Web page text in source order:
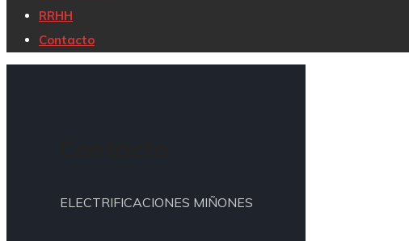
RRHH
Contacto
ELECTRIFICACIONES MIÑONES